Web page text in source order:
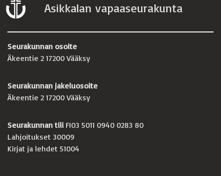
Asikkalan vapaaseurakunta
Seurakunnan osoite
Äkeentie 2 17200 Vääksy
Seurakunnan jakeluosoite
Äkeentie 2 17200 Vääksy
Seurakunnan tili FI03 5011 0940 0283 80
Lahjoitukset 30009
Kirjat ja lehdet 51004